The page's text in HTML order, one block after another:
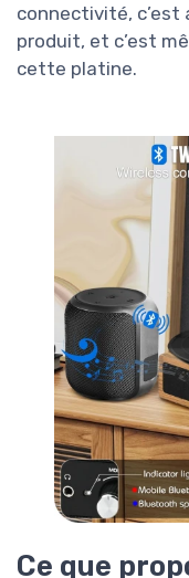
connectivité, c’est
produit, et c’est
cette platine.
Ce que